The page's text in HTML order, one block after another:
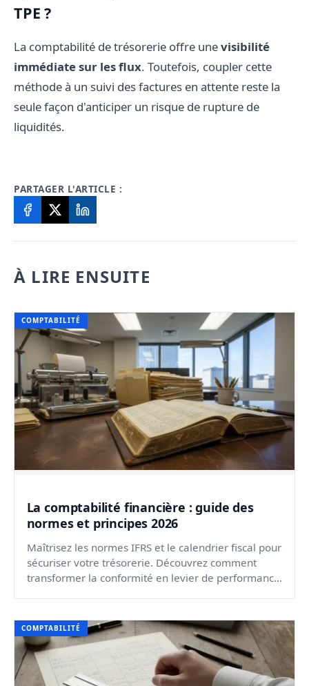
TPE ?
La comptabilité de trésorerie offre unevisibilité
immédiate sur les flux. Toutefois, coupler cette
méthode à un suivi des factures en attente reste la
seule façon d'anticiper un risque de rupture de
liquidités.
PARTAGER L'ARTICLE :
À LIRE ENSUITE
COMPTABILITÉ
La comptabilité financière : guide des
normes et principes 2026
Maîtrisez les normes IFRS et le calendrier fiscal pour
sécuriser votre trésorerie. Découvrez comment
transformer la conformité en levier de performance
COMPTABILITÉ